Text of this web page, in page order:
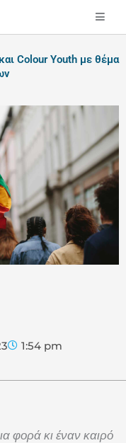
Colour Youth με θέμα
1:54 pm
φορά κι έναν καιρό